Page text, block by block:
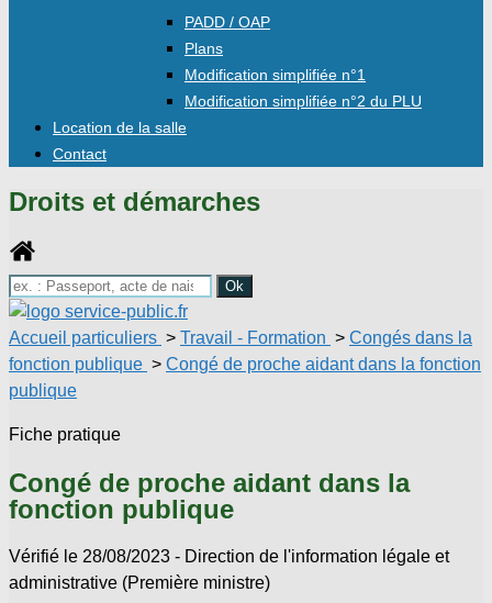
PADD / OAP
Plans
Modification simplifiée n°1
Modification simplifiée n°2 du PLU
Location de la salle
Contact
Droits et démarches
Accueil particuliers > Travail - Formation > Congés dans la
fonction publique > Congé de proche aidant dans la fonction
publique
Fiche pratique
Congé de proche aidant dans la
fonction publique
Vérifié le 28/08/2023 - Direction de l'information légale et
administrative (Première ministre)